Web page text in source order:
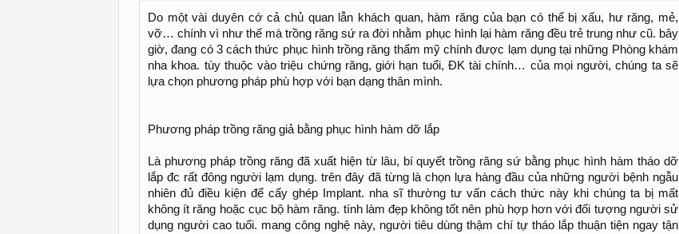
Do một vài duyên cớ cả chủ quan lẫn khách quan, hàm răng của bạn có thể bị xấu, hư răng, mẻ,
vỡ… chính vì như thế mà trồng răng sứ ra đời nhằm phục hình lại hàm răng đều trẻ trung như cũ. bây
giờ, đang có 3 cách thức phục hình trồng răng thẩm mỹ chính được lạm dụng tại những Phòng khám
nha khoa. tùy thuộc vào triệu chứng răng, giới hạn tuổi, ĐK tài chính… của mọi người, chúng ta sẽ
lựa chọn phương pháp phù hợp với bạn dạng thân mình.
Phương pháp trồng răng giả bằng phục hình hàm dỡ lắp
Là phương pháp trồng răng đã xuất hiện từ lâu, bí quyết trồng răng sứ bằng phục hình hàm tháo dỡ
lắp đc rất đông người lạm dụng. trên đây đã từng là chọn lựa hàng đầu của những người bệnh ngẫu
nhiên đủ điều kiện để cấy ghép Implant. nha sĩ thường tư vấn cách thức này khi chúng ta bị mất
không ít răng hoặc cục bộ hàm răng. tính làm đẹp không tốt nên phù hợp hơn với đối tượng người sử
dụng người cao tuổi. mang công nghệ này, người tiêu dùng thậm chí tự tháo lắp thuận tiện ngay tận